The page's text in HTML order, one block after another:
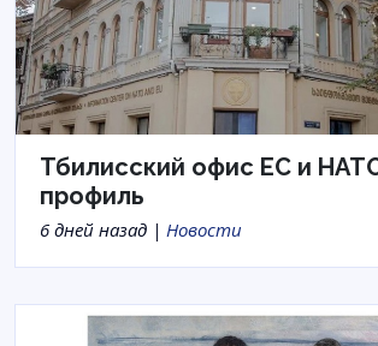
Тбилисский офис ЕС и
профиль
6 дней назад | Новости